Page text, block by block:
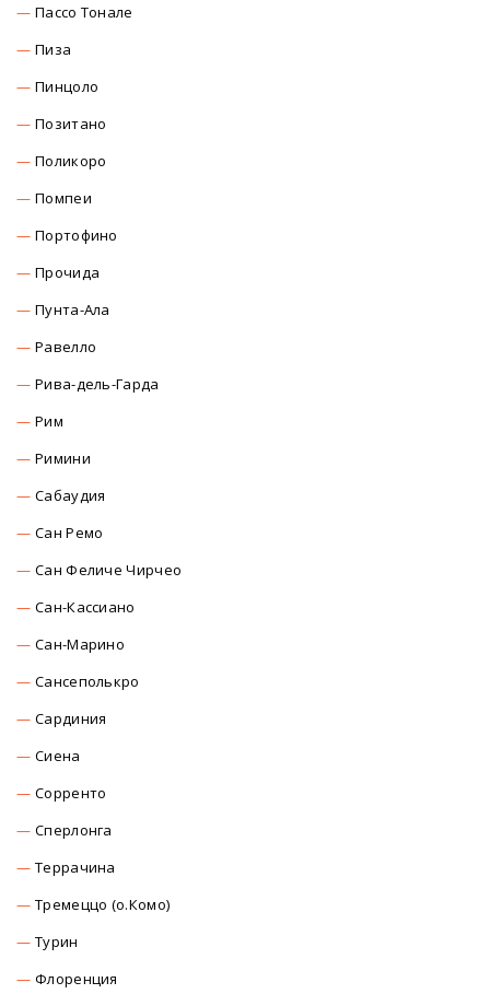
Пассо Тонале
Пиза
Пинцоло
Позитано
Поликоро
Помпеи
Портофино
Прочида
Пунта-Ала
Равелло
Рива-дель-Гарда
Рим
Римини
Сабаудия
Сан Ремо
Сан Феличе Чирчео
Сан-Кассиано
Сан-Марино
Сансеполькро
Сардиния
Сиена
Сорренто
Сперлонга
Террачина
Тремеццо (о.Комо)
Турин
Флоренция